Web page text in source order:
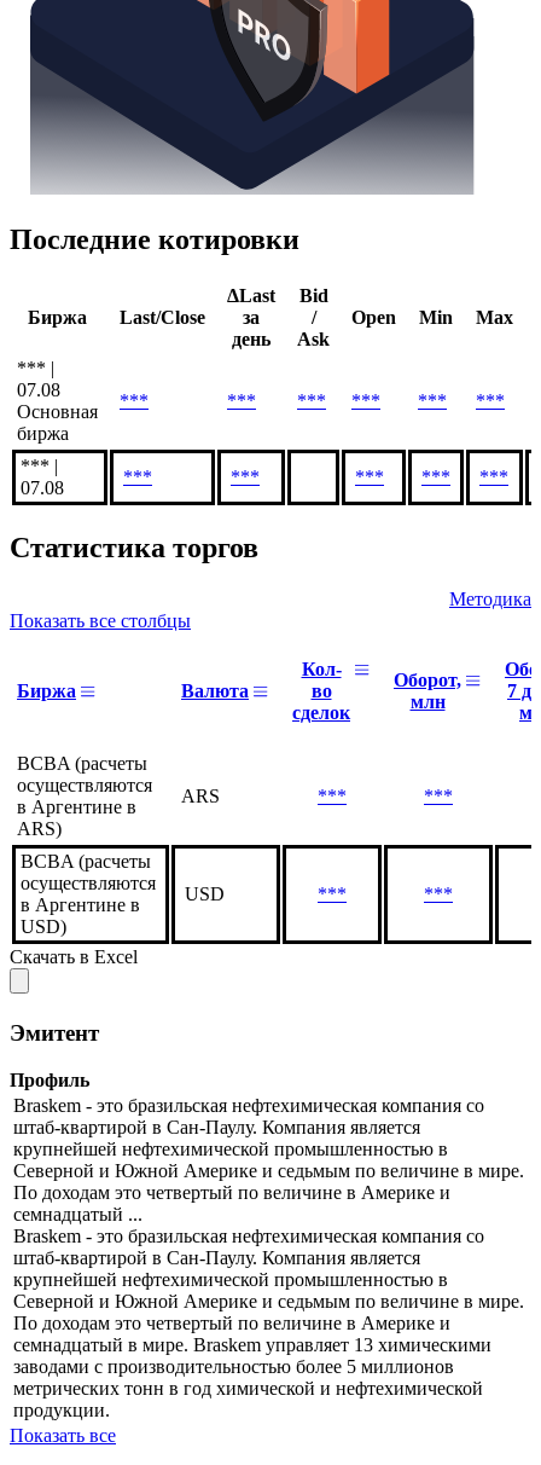
Последние котировки
Биржа Last/Close
ΔLast
за
день
Bid
/
Ask
Open Min Max
*** |
07.08
Основная
биржа
*** *** *** *** *** ***
*** |
07.08
*** *** *** *** ***
Статистика торгов
Методика
Показать все столбцы
Биржа Валюта
Кол-
во
сделок
Оборот,
млн
7
BCBA (расчеты
осуществляются
в Аргентине в
ARS)
ARS *** ***
BCBA (расчеты
осуществляются
в Аргентине в
USD)
USD *** ***
Скачать в Excel
Эмитент
Профиль
Braskem - это бразильская нефтехимическая компания со
штаб-квартирой в Сан-Паулу. Компания является
крупнейшей нефтехимической промышленностью в
Северной и Южной Америке и седьмым по величине в мире.
По доходам это четвертый по величине в Америке и
семнадцатый ...
Braskem - это бразильская нефтехимическая компания со
штаб-квартирой в Сан-Паулу. Компания является
крупнейшей нефтехимической промышленностью в
Северной и Южной Америке и седьмым по величине в мире.
По доходам это четвертый по величине в Америке и
семнадцатый в мире. Braskem управляет 13 химическими
заводами с производительностью более 5 миллионов
метрических тонн в год химической и нефтехимической
продукции.
Показать все